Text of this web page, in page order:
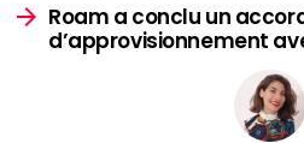
Roam a conclu un
d’approvisionnement